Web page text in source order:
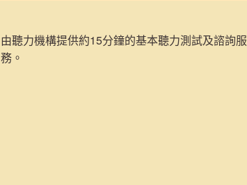
由聽力機構提供約15分鐘的基本聽力測試及諮詢服
務。